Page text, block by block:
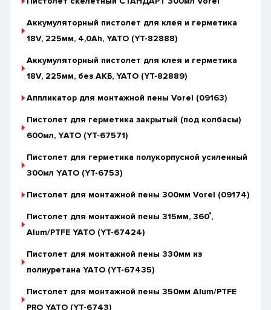
Аккумуляторный пистолет для клея и герметика
18V, 225мм, 4,0Ah, YATO (YT-82888)
Аккумуляторный пистолет для клея и герметика
18V, 225мм, без АКБ, YATO (YT-82889)
Аппликатор для монтажной пены Vorel (09163)
Пистолет для герметика закрытый (под колбасы)
600мл, YАТО (YT-67571)
Пистолет для герметика полукорпусной усиленный
300мл YАТО (YT-6753)
Пистолет для монтажной пены 300мм Vorel (09174)
Пистолет для монтажной пены 315мм, 360˚,
Alum/PTFE YATO (YT-67424)
Пистолет для монтажной пены 330мм из
полиуретана YATO (YT-67435)
Пистолет для монтажной пены 350мм Alum/PTFE
PRO YATO (YT-6743)